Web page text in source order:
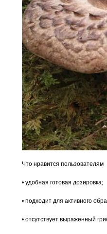
Что нравится пользователям
• удобная готовая дозировка;
• подходит для активного
• отсутствует выраженный